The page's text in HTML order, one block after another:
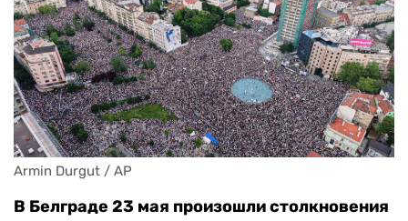
Armin Durgut / AP
В Белграде 23 мая произошли столкновения